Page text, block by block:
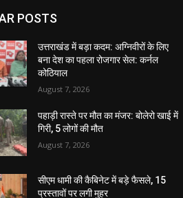
POSTS
उत्तराखंड में बड़ा कदम: अग्निवीरों के लिए
बना देश का पहला रोजगार सेल: कर्नल
कोठियाल
August 7, 2026
पहाड़ी रास्ते पर मौत का मंजर: बोलेरो खाई में
गिरी, 5 लोगों की मौत
August 7, 2026
सीएम धामी की कैबिनेट में बड़े फैसले, 15
प्रस्तावों पर लगी मुहर